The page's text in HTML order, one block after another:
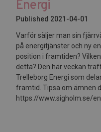
Energi
Published 2021-04-01
Varför säljer man sin
på energitjänster och ny
position i framtiden?
detta? Den här veckan
Trelleborg Energi som
framtid. Tipsa om ämnen
https://www.sigholm.se/